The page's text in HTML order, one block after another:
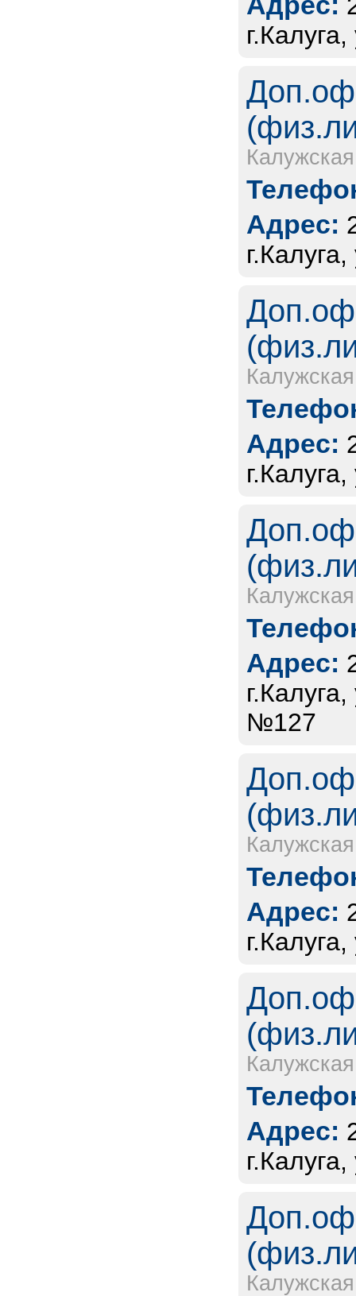
Адрес:
Адрес:
Адрес:
№127
Адрес:
Адрес: